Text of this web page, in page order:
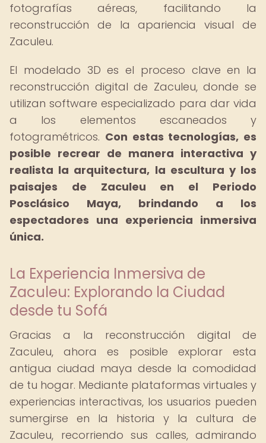
fotografías aéreas, facilitando la
reconstrucción de la apariencia visual de
Zaculeu.
El modelado 3D es el proceso clave en la
reconstrucción digital de Zaculeu, donde se
utilizan software especializado para dar vida
a los elementos escaneados y
fotogramétricos. Con estas tecnologías, es
posible recrear de manera interactiva y
realista la arquitectura, la escultura y los
paisajes de Zaculeu en el Periodo
Posclásico Maya, brindando a los
espectadores una experiencia inmersiva
única.
La Experiencia Inmersiva de
Zaculeu: Explorando la Ciudad
desde tu Sofá
Gracias a la reconstrucción digital de
Zaculeu, ahora es posible explorar esta
antigua ciudad maya desde la comodidad
de tu hogar. Mediante plataformas virtuales y
experiencias interactivas, los usuarios pueden
sumergirse en la historia y la cultura de
Zaculeu, recorriendo sus calles, admirando